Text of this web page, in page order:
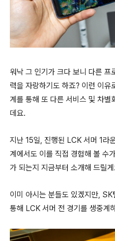
워낙 그 인기가 크다 보니 다른 프
력을 자랑하기도 하죠? 이런 이
계를 통해 또 다른 서비스 및 차별
데요.
지난 15일, 진행된 LCK 서머 1라
계에서도 이를 직접 경험해 볼 수
가 되는지 지금부터 소개해 드릴
이미 아시는 분들도 있겠지만,
통해 LCK 서머 전 경기를 생중계